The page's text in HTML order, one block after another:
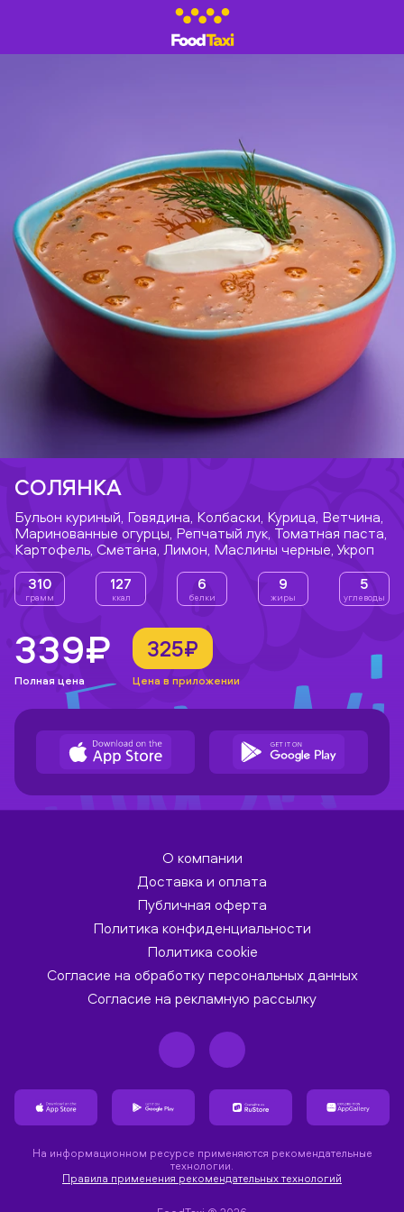
СОЛЯНКА
Бульон куриный, Говядина, Колбаски, Курица, Ветчина,
Маринованные огурцы, Репчатый лук, Томатная паста,
Картофель, Сметана, Лимон, Маслины черные, Укроп
310
грамм
127
ккал
6
белки
9
жиры
5
углеводы
339₽
Полная цена
325₽
Цена в приложении
О компании
Доставка и оплата
Публичная оферта
Политика конфиденциальности
Политика cookie
Согласие на обработку персональных данных
Согласие на рекламную рассылку
На информационном ресурсе применяются рекомендательные
технологии.
Правила применения рекомендательных технологий